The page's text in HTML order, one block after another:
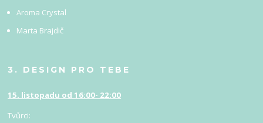
Aroma Crystal
Marta Brajdič
3. DESIGN PRO TEBE
15. listopadu od 16:00- 22:00
Tvůrci: